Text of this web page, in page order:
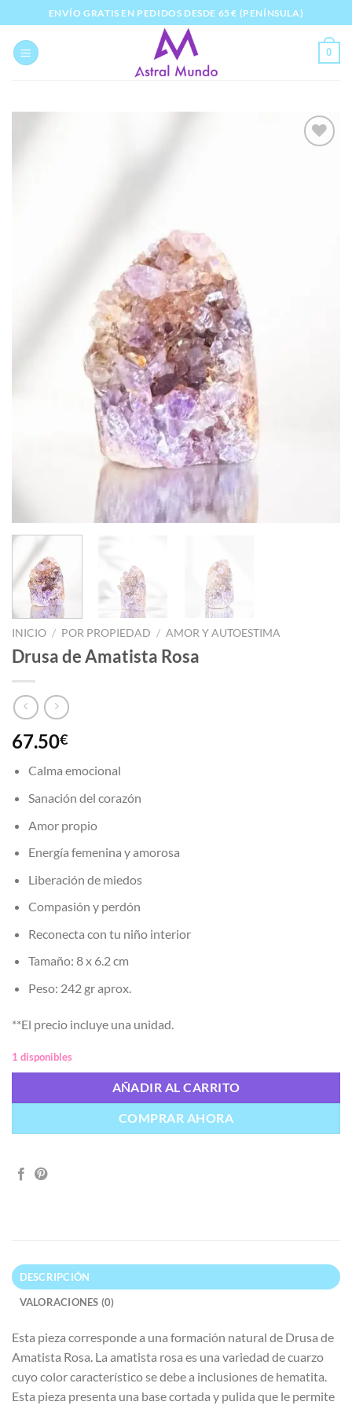
al
contenido
ENVÍO GRATIS EN PEDIDOS DESDE 65 € (PENÍNSULA)
0
INICIO / POR PROPIEDAD / AMOR Y AUTOESTIMA
Drusa de Amatista Rosa
67.50€
Calma emocional
Sanación del corazón
Amor propio
Energía femenina y amorosa
Liberación de miedos
Compasión y perdón
Reconecta con tu niño interior
Tamaño: 8 x 6.2 cm
Peso: 242 gr aprox.
**El precio incluye una unidad.
1 disponibles
AÑADIR AL CARRITO
COMPRAR AHORA
DESCRIPCIÓN
VALORACIONES (0)
Esta pieza corresponde a una formación natural de Drusa de
Amatista Rosa. La amatista rosa es una variedad de cuarzo
cuyo color característico se debe a inclusiones de hematita.
Esta pieza presenta una base cortada y pulida que le permite